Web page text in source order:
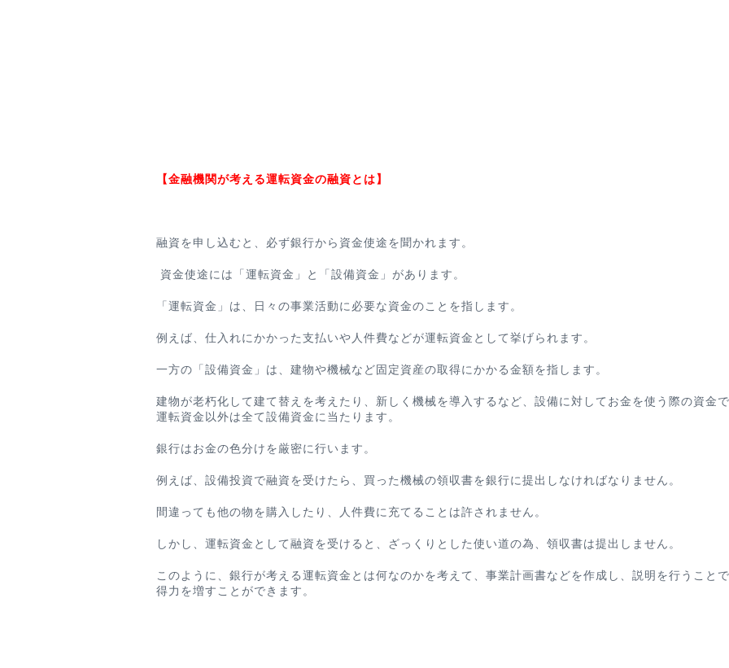
【金融機関が考える運転資金の融資とは】
融資を申し込むと、必ず銀行から資金使途を聞かれます。
資金使途には「運転資金」と「設備資金」があります。
「運転資金」は、日々の事業活動に必要な資金のことを指します。
例えば、仕入れにかかった支払いや人件費などが運転資金として挙げられます。
一方の「設備資金」は、建物や機械など固定資産の取得にかかる金額を指します。
建物が老朽化して建て替えを考えたり、新しく機械を導入するなど、設備に対してお金を使う際の資金で
運転資金以外は全て設備資金に当たります。
銀行はお金の色分けを厳密に行います。
例えば、設備投資で融資を受けたら、買った機械の領収書を銀行に提出しなければなりません。
間違っても他の物を購入したり、人件費に充てることは許されません。
しかし、運転資金として融資を受けると、ざっくりとした使い道の為、領収書は提出しません。
このように、 銀行が考える運転資金とは何なのかを考えて、事業計画書などを作成し、説明を行うこと
得力を増すことができます。